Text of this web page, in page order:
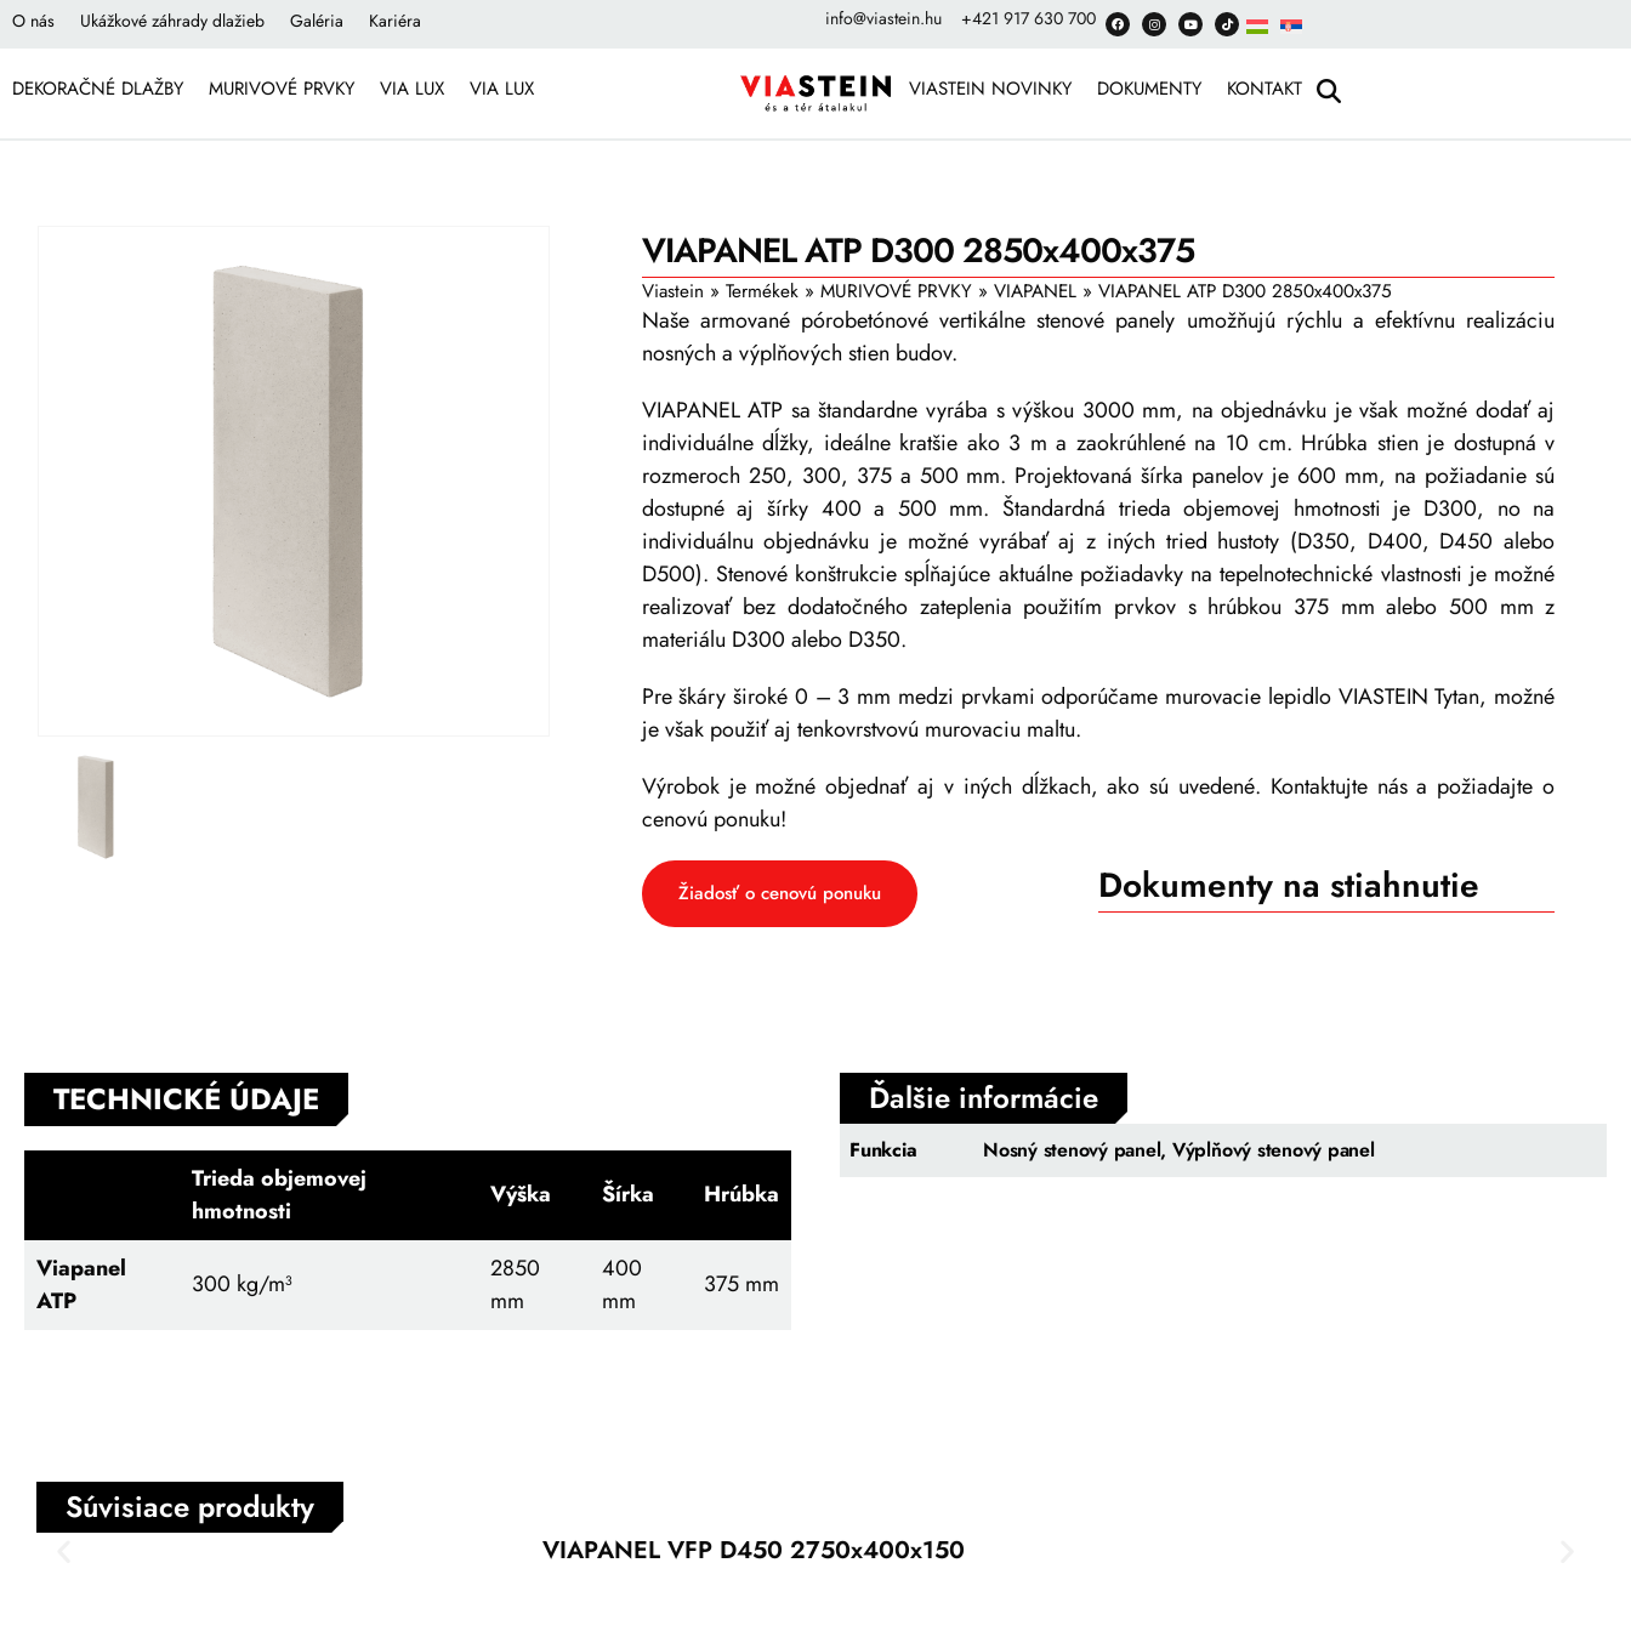
O nás Ukážkové záhrady dlažieb Galéria Kariéra info@viastein.hu +421 917 630 700
DEKORAČNÉ DLAŽBY MURIVOVÉ PRVKY VIA LUX VIA LUX VIASTEIN NOVINKY DOKUMENTY KONTAKT
VIAPANEL ATP D300 2850x400x375
Viastein » Termékek» MURIVOVÉ PRVKY» VIAPANEL» VIAPANEL ATP D300 2850x400x375
Naše armované pórobetónové vertikálne stenové panely umožňujú rýchlu a efektívnu realizáciu
nosných a výplňových stien budov.
VIAPANEL ATP sa štandardne vyrába s výškou 3000 mm, na objednávku je však možné dodať aj
individuálne dĺžky, ideálne kratšie ako 3 m a zaokrúhlené na 10 cm. Hrúbka stien je dostupná v
rozmeroch 250, 300, 375 a 500 mm. Projektovaná šírka panelov je 600 mm, na požiadanie sú
dostupné aj šírky 400 a 500 mm. Štandardná trieda objemovej hmotnosti je D300, no na
individuálnu objednávku je možné vyrábať aj z iných tried hustoty (D350, D400, D450 alebo
D500). Stenové konštrukcie spĺňajúce aktuálne požiadavky na tepelnotechnické vlastnosti je možné
realizovať bez dodatočného zateplenia použitím prvkov s hrúbkou 375 mm alebo 500 mm z
materiálu D300 alebo D350.
Pre škáry široké 0 – 3 mm medzi prvkami odporúčame murovacie lepidlo VIASTEIN Tytan, možné
je však použiť aj tenkovrstvovú murovaciu maltu.
Výrobok je možné objednať aj v iných dĺžkach, ako sú uvedené. Kontaktujte nás a požiadajte o
cenovú ponuku!
Žiadosť o cenovú ponuku Dokumenty na stiahnutie
TECHNICKÉ ÚDAJE
Trieda objemovej
hmotnosti
Výška Šírka Hrúbka
Viapanel
ATP
300 kg/m³
2850
mm
400
mm
375 mm
Ďalšie informácie
Funkcia Nosný stenový panel, Výplňový stenový panel
Súvisiace produkty
VIAPANEL VFP D450 2750x400x150